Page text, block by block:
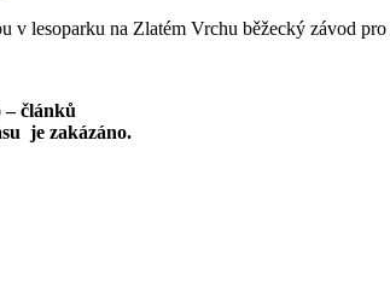
v lesoparku na Zlatém Vrchu běžecký závod
– článků
je zakázáno.